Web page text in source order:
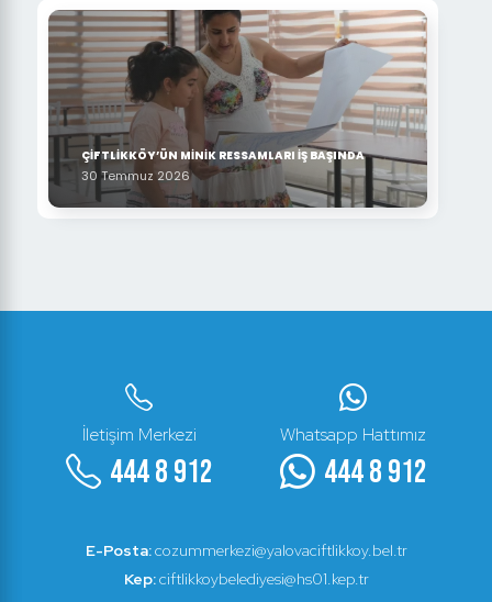
ÇİFTLİKKÖY’ÜN MİNİK RESSAMLARI İŞ BAŞINDA
30 Temmuz 2026
İletişim Merkezi
444 8 912
Whatsapp Hattımız
444 8 912
E-Posta:cozummerkezi@yalovaciftlikkoy.bel.tr
Kep:ciftlikkoybelediyesi@hs01.kep.tr